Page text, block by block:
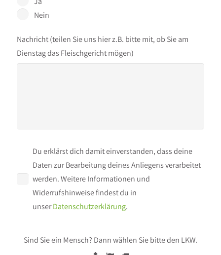
Nein
Nachricht (teilen Sie uns hier z.B. bitte mit, ob Sie am
Dienstag das Fleischgericht mögen)
Du erklärst dich damit einverstanden, dass deine
Daten zur Bearbeitung deines Anliegens verarbeitet
werden. Weitere Informationen und
Widerrufshinweise findest du in
unserDatenschutzerklärung.
Sind Sie ein Mensch? Dann wählen Sie bitteden LKW.